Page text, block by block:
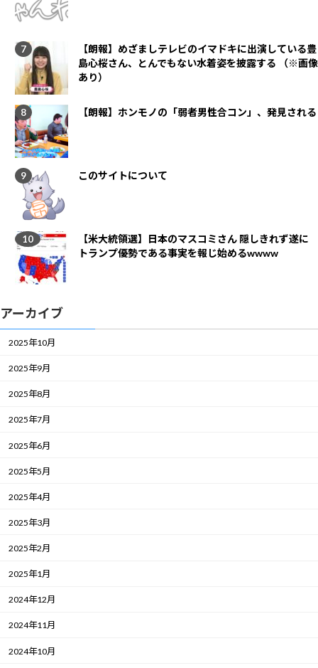
【朗報】めざましテレビのイマドキに出演している豊
島心桜さん、とんでもない水着姿を披露する （※画像
あり）
【朗報】ホンモノの「弱者男性合コン」、発見される
このサイトについて
【米大統領選】日本のマスコミさん 隠しきれず遂に
トランプ優勢である事実を報じ始めるwwww
アーカイブ
2025年10月
2025年9月
2025年8月
2025年7月
2025年6月
2025年5月
2025年4月
2025年3月
2025年2月
2025年1月
2024年12月
2024年11月
2024年10月